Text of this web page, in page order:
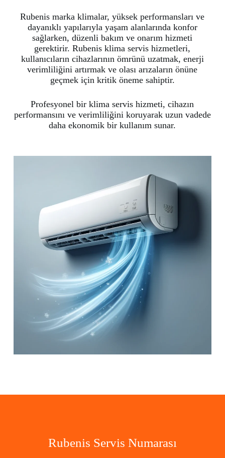
Rubenis marka klimalar, yüksek performansları ve
dayanıklı yapılarıyla yaşam alanlarında konfor
sağlarken, düzenli bakım ve onarım hizmeti
gerektirir. Rubenis klima servis hizmetleri,
kullanıcıların cihazlarının ömrünü uzatmak, enerji
verimliliğini artırmak ve olası arızaların önüne
geçmek için kritik öneme sahiptir.
Profesyonel bir klima servis hizmeti, cihazın
performansını ve verimliliğini koruyarak uzun vadede
daha ekonomik bir kullanım sunar.
Rubenis Servis Numarası